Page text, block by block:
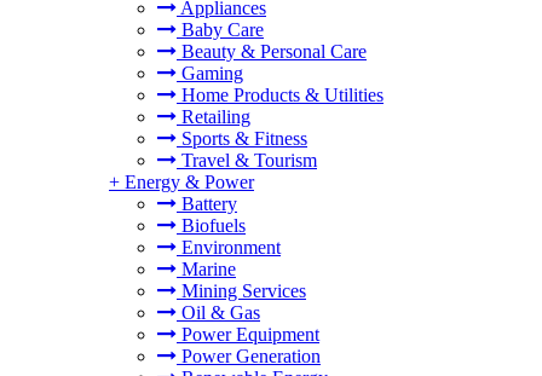
Appliances
Baby Care
Beauty & Personal Care
Gaming
Home Products & Utilities
Retailing
Sports & Fitness
Travel & Tourism
+ Energy & Power
Battery
Biofuels
Environment
Marine
Mining Services
Oil & Gas
Power Equipment
Power Generation